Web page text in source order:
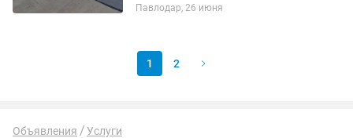
гаражей,козырьков,балконов,квартир,б
Павлодар, 26 июня
1 2
Объявления Услуги